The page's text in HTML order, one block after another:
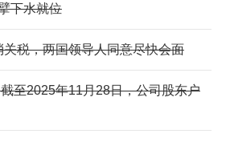
下水就位
税，两国领导人同意尽快会面
至2025年11月28日，公司股东户